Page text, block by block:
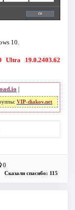
10.
Ultra 19.0.2403.62
|
VIP-diakov.net
0
Сказали спасибо: 115